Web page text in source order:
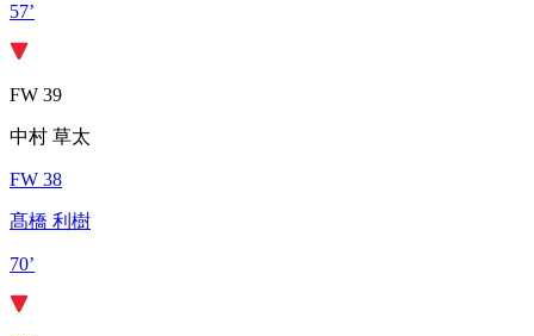
57’
FW 39
中村 草太
FW 38
髙橋 利樹
70’